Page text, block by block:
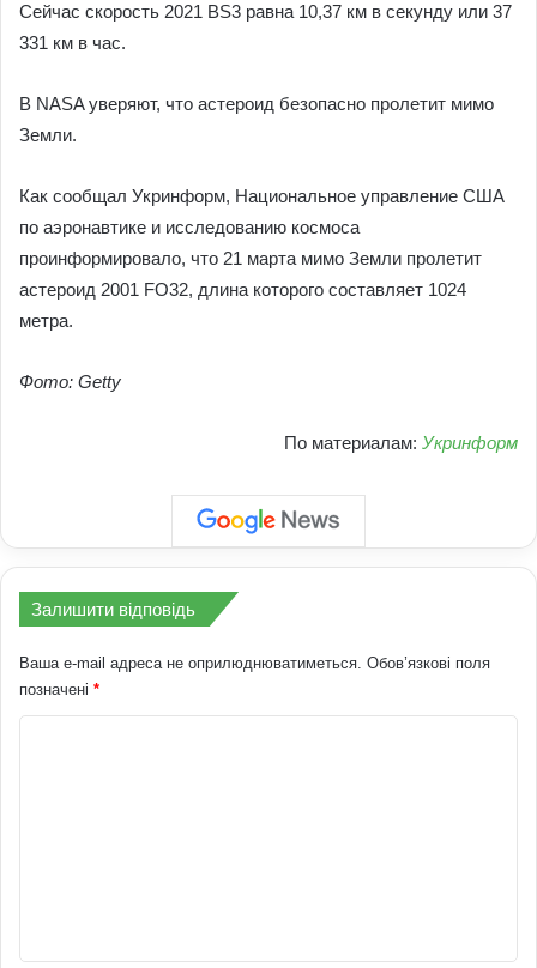
Сейчас скорость 2021 BS3 равна 10,37 км в секунду или 37
331 км в час.
В NASA уверяют, что астероид безопасно пролетит мимо
Земли.
Как сообщал Укринформ, Национальное управление США
по аэронавтике и исследованию космоса
проинформировало, что 21 марта мимо Земли пролетит
астероид 2001 FO32, длина которого составляет 1024
метра.
Фото: Getty
По материалам: Укринформ
Залишити відповідь
Ваша e-mail адреса не оприлюднюватиметься. Обов’язкові поля
позначені *